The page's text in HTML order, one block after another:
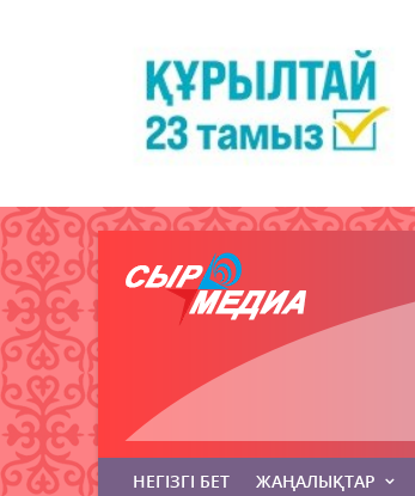
НЕГІЗГІ БЕТ ЖАҢАЛЫҚТАР